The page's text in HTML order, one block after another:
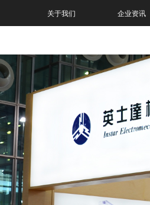
关于我们 企业资讯